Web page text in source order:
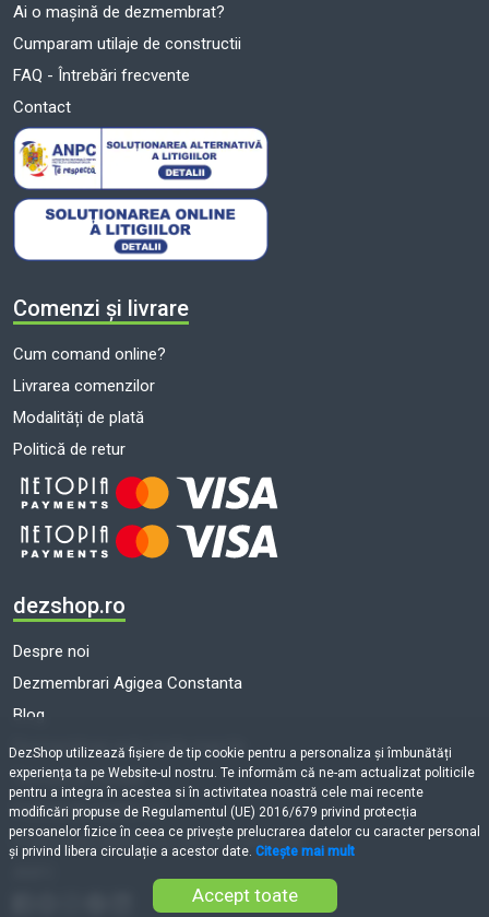
Ai o mașină de dezmembrat?
Cumparam utilaje de constructii
FAQ - Întrebări frecvente
Contact
Comenzi și livrare
Cum comand online?
Livrarea comenzilor
Modalități de plată
Politică de retur
dezshop.ro
Despre noi
Dezmembrari Agigea Constanta
Blog
Dezmembrari auto toate marcile
Termeni și condiții
Politică de cookie-uri
Prelucrarea datelor cu caracter personal
DezShop utilizează fişiere de tip cookie pentru a personaliza și îmbunătăți
experiența ta pe Website-ul nostru. Te informăm că ne-am actualizat politicile
pentru a integra în acestea si în activitatea noastră cele mai recente
modificări propuse de Regulamentul (UE) 2016/679 privind protecția
persoanelor fizice în ceea ce privește prelucrarea datelor cu caracter personal
și privind libera circulație a acestor date. Citește mai mult
Accept toate